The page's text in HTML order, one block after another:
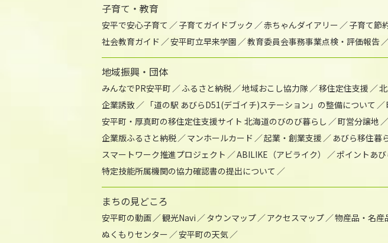
子育て・教育
安平で安心子育て 子育てガイドブック 赤ちゃんダイアリー 子育て節
社会教育ガイド
安平町立早来学園 教育委員会事務事業点検・評価報告
地域振興・団体
みんなでPR安平町 ふるさと納税 地域おこし協力隊 移住定住支援
企業誘致
「道の駅 あびらD51(デゴイチ)ステーション」の整備について
安平町・厚真町の移住定住支援サイト 北海道のびのび暮らし
町営分譲地
企業版ふるさと納税
マンホールカード 起業・創業支援 あびら移住暮
スマートワーク推進プロジェクト
ABILIKE（アビライク） ポイントあび
特定技能所属機関の協力確認書の提出について
まちの見どころ
安平町の動画 観光Navi タウンマップ アクセスマップ 物産品・名産
ぬくもりセンター
安平町の天気